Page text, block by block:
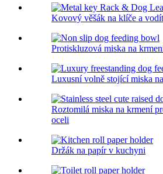
Kovový věšák na klíče a
Protiskluzová miska na
Luxusní volně stojící miska
Roztomilá miska na krmení
oceli
Držák na papír v kuchyni